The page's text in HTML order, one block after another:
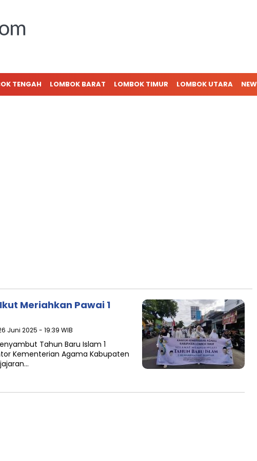
TENGAH LOMBOK BARAT LOMBOK TIMUR LOMBOK UTARA
Meriahkan Pawai 1
Juni 2025 - 19:39 WIB
Tahun Baru Islam 1
Kementerian Agama Kabupaten